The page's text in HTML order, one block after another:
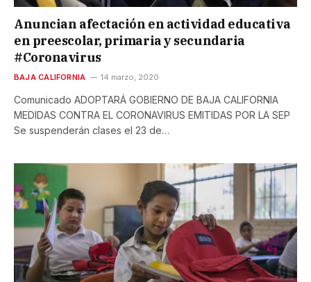
Anuncian afectación en actividad educativa
en preescolar, primaria y secundaria
#Coronavirus
BAJA CALIFORNIA 14 marzo, 2020
Comunicado ADOPTARÁ GOBIERNO DE BAJA CALIFORNIA
MEDIDAS CONTRA EL CORONAVIRUS EMITIDAS POR LA SEP
Se suspenderán clases el 23 de…